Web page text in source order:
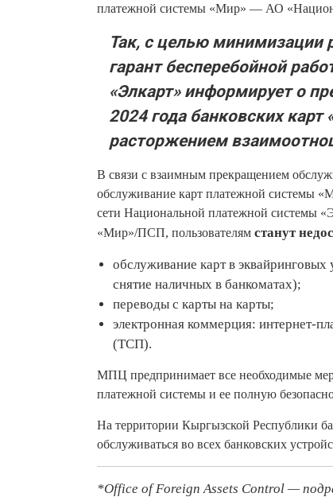
платежной системы «Мир» — АО
Так, с целью минимизации
гарант бесперебойной
«Элкарт» информирует о
2024 года банковских карт
расторжением
В связи с взаимным прекращением
обслуживание карт платежной системы
сети Национальной платежной системы
«Мир»/ПСП, пользователям станут
обслуживание карт в эквайринговых
снятие наличных в банкоматах);
переводы с карты на карты;
электронная коммерция: интернет-
(ТСП).
МПЦ предпринимает все необходимые
платежной системы и ее полную
На территории Кыргызской Республики
обслуживаться во всех банковских
*Office of Foreign Assets Control —